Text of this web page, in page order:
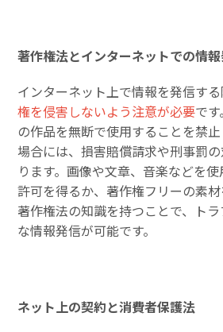
著作権法とインターネットでの情
インターネット上で情報を発信す
権を侵害しないよう注意が必要で
の作品を無断で使用することを禁
場合には、損害賠償請求や刑事罰
ります。画像や文章、音楽などを
許可を得るか、著作権フリーの素材
著作権法の知識を持つことで、ト
な情報発信が可能です。
ネット上の契約と消費者保護法